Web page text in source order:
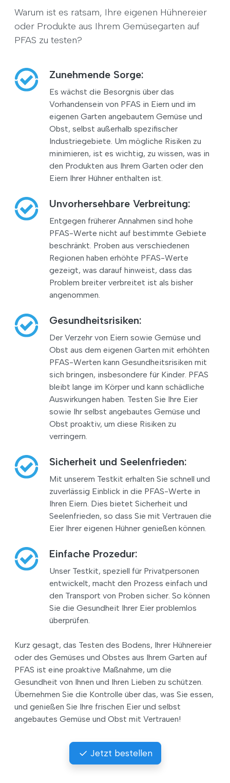
Warum ist es ratsam, Ihre eigenen Hühnereier
oder Produkte aus Ihrem Gemüsegarten auf
PFAS zu testen?
Zunehmende Sorge:
Es wächst die Besorgnis über das
Vorhandensein von PFAS in Eiern und im
eigenen Garten angebautem Gemüse und
Obst, selbst außerhalb spezifischer
Industriegebiete. Um mögliche Risiken zu
minimieren, ist es wichtig, zu wissen, was in
den Produkten aus Ihrem Garten oder den
Eiern Ihrer Hühner enthalten ist.
Unvorhersehbare Verbreitung:
Entgegen früherer Annahmen sind hohe
PFAS-Werte nicht auf bestimmte Gebiete
beschränkt. Proben aus verschiedenen
Regionen haben erhöhte PFAS-Werte
gezeigt, was darauf hinweist, dass das
Problem breiter verbreitet ist als bisher
angenommen.
Gesundheitsrisiken:
Der Verzehr von Eiern sowie Gemüse und
Obst aus dem eigenen Garten mit erhöhten
PFAS-Werten kann Gesundheitsrisiken mit
sich bringen, insbesondere für Kinder. PFAS
bleibt lange im Körper und kann schädliche
Auswirkungen haben. Testen Sie Ihre Eier
sowie Ihr selbst angebautes Gemüse und
Obst proaktiv, um diese Risiken zu
verringern.
Sicherheit und Seelenfrieden:
Mit unserem Testkit erhalten Sie schnell und
zuverlässig Einblick in die PFAS-Werte in
Ihren Eiern. Dies bietet Sicherheit und
Seelenfrieden, so dass Sie mit Vertrauen die
Eier Ihrer eigenen Hühner genießen können.
Einfache Prozedur:
Unser Testkit, speziell für Privatpersonen
entwickelt, macht den Prozess einfach und
den Transport von Proben sicher. So können
Sie die Gesundheit Ihrer Eier problemlos
überprüfen.
Kurz gesagt, das Testen des Bodens, Ihrer Hühnereier
oder des Gemüses und Obstes aus Ihrem Garten auf
PFAS ist eine proaktive Maßnahme, um die
Gesundheit von Ihnen und Ihren Lieben zu schützen.
Übernehmen Sie die Kontrolle über das, was Sie essen,
und genießen Sie Ihre frischen Eier und selbst
angebautes Gemüse und Obst mit Vertrauen!
Jetzt bestellen